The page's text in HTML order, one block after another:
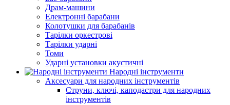
Драм-машини
Електронні барабани
Колотушки для барабанів
Тарілки оркестрові
Тарілки ударні
Томи
Ударні установки акустичні
Народні інструменти
Аксесуари для народних інструментів
Струни, ключі, каподастри для народних
інструментів